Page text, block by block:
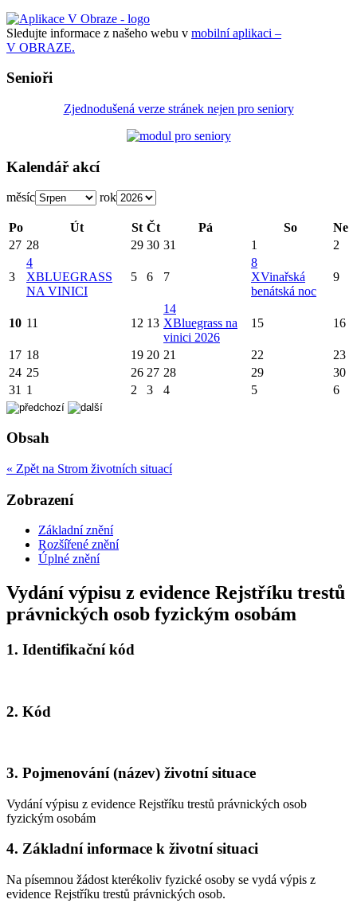
Sledujte informace z našeho webu v mobilní aplikaci –
V OBRAZE.
Senioři
Zjednodušená verze stránek nejen pro seniory
Kalendář akcí
měsíc rok
Po Út St Čt Pá So
Ne
27 28 29 30 31 1 2
3
4
XBLUEGRASS
NA VINICI
5 6 7
8
XVinařská
benátská noc
9
10 11 12 13
14
XBluegrass na
vinici 2026
15 16
17 18 19 20 21 22
23
24 25 26 27 28 29
30
31 1 2 3 4 5 6
Obsah
« Zpět na Strom životních situací
Zobrazení
Základní znění
Rozšířené znění
Úplné znění
Vydání výpisu z evidence Rejstříku trestů
právnických osob fyzickým osobám
1. Identifikační kód
2. Kód
3. Pojmenování (název) životní situace
Vydání výpisu z evidence Rejstříku trestů právnických osob
fyzickým osobám
4. Základní informace k životní situaci
Na písemnou žádost kterékoliv fyzické osoby se vydá výpis z
evidence Rejstříku trestů právnických osob.